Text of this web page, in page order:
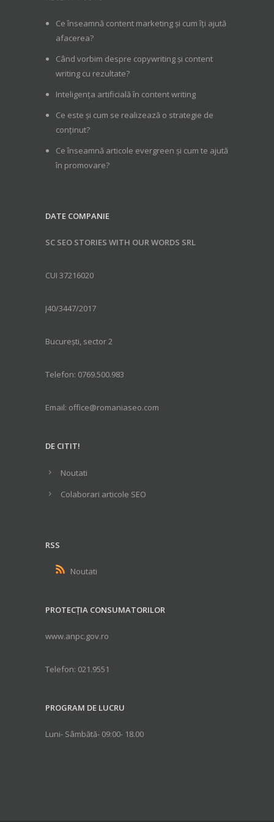
Ce înseamnă content marketing și cum îți ajută
afacerea?
Când vorbim despre copywriting și content
writing cu rezultate?
Inteligența artificială în content writing
Ce este și cum se realizează o strategie de
conținut?
Ce înseamnă articole evergreen și cum te ajută
în promovare?
DATE COMPANIE
SC SEO STORIES WITH OUR WORDS SRL
CUI 37216020
J40/3447/2017
București, sector 2
Telefon: 0769.500.983
Email: office@romaniaseo.com
DE CITIT!
Noutati
Colaborari articole SEO
RSS
Noutati
PROTECȚIA CONSUMATORILOR
www.anpc.gov.ro
Telefon: 021.9551
PROGRAM DE LUCRU
Luni- Sâmbătă- 09:00- 18.00